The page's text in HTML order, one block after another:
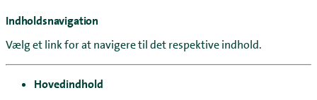
Indholdsnavigation
Vælg et link for at navigere til det respektive indhold.
gå til
Hovedindhold